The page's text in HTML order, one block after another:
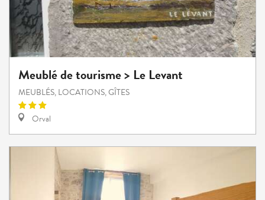
Meublé de tourisme > Le Levant
MEUBLÉS, LOCATIONS, GÎTES
Orval